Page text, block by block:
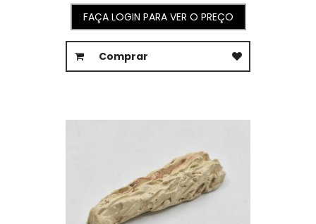
FAÇA LOGIN PARA VER O PREÇO
Comprar